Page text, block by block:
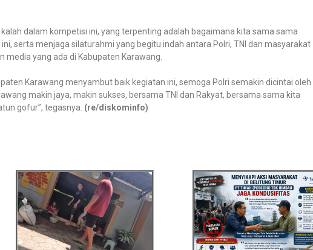
dalam kompetisi ini, yang terpenting adalah bagaimana kita sama sama
serta menjaga silaturahmi yang begitu indah antara Polri, TNI dan masyarakat
media yang ada di Kabupaten Karawang.
Karawang menyambut baik kegiatan ini, semoga Polri semakin dicintai oleh
makin jaya, makin sukses, bersama TNI dan Rakyat, bersama sama kita
gofur”, tegasnya. (re/diskominfo)